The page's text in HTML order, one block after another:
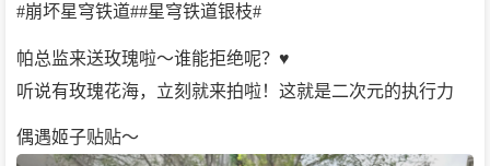
#崩坏星穹铁道##星穹铁道银枝#
帕总监来送玫瑰啦～谁能拒绝呢？♥️
听说有玫瑰花海，立刻就来拍啦！这就是二次元的执行力
偶遇姬子贴贴～ ​​​